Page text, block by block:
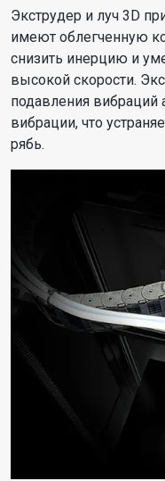
Экструдер и луч 3D
имеют облегченную
снизить инерцию и
высокой скорости.
подавления вибраций
вибрации, что
рябь.